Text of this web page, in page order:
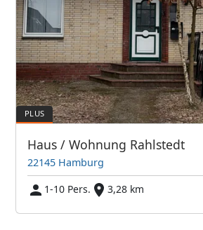
Haus / Wohnung Rahlstedt
22145 Hamburg
1-10 Pers.
3,28 km